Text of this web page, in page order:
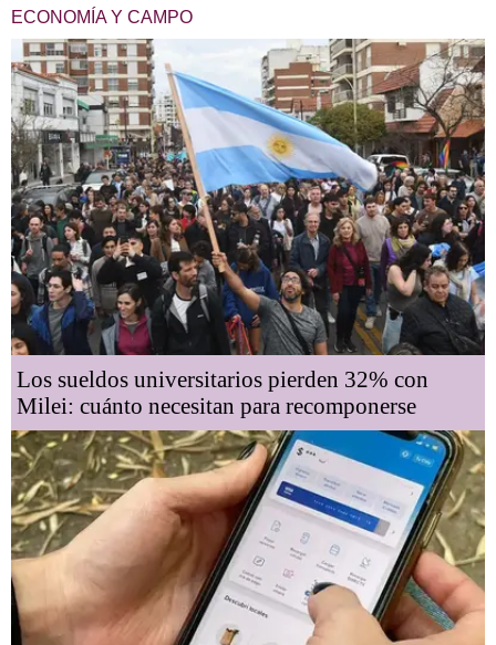
ECONOMÍA Y CAMPO
Los sueldos universitarios pierden 32% con
Milei: cuánto necesitan para recomponerse